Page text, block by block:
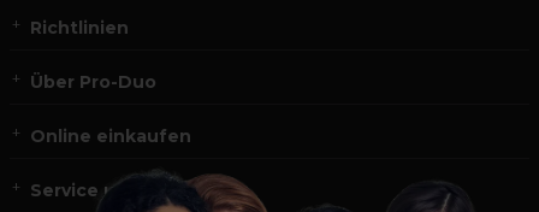
Richtlinien
Über Pro-Duo
Online einkaufen
Service und Kontakt